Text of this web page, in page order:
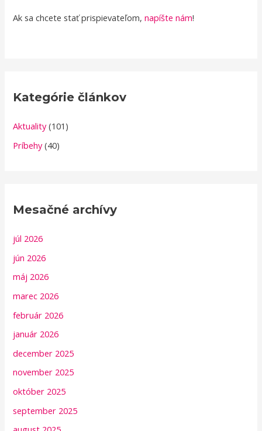
Ak sa chcete stať prispievateľom,napíšte nám!
Kategórie článkov
Aktuality(101)
Príbehy(40)
Mesačné archívy
júl 2026
jún 2026
máj 2026
marec 2026
február 2026
január 2026
december 2025
november 2025
október 2025
september 2025